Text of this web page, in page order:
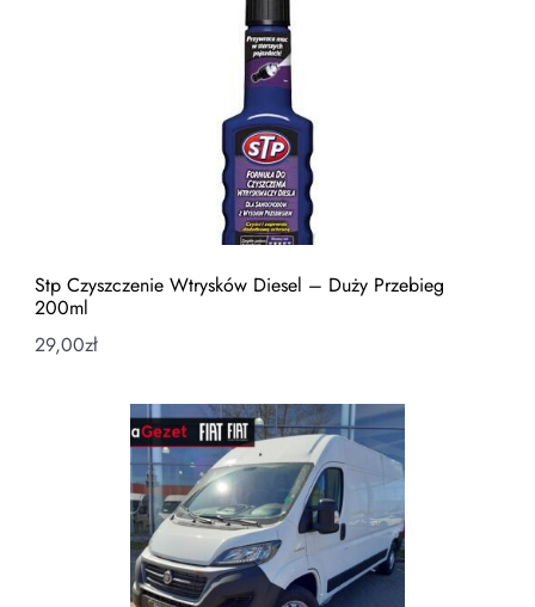
Stp Czyszczenie Wtrysków Diesel – Duży Przebieg
200ml
29,00zł